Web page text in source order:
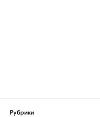
Рубрики